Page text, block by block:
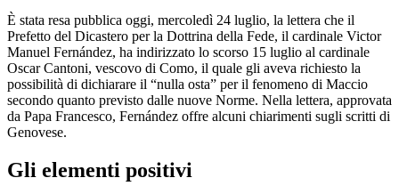
È stata resa pubblica oggi, mercoledì 24 luglio, la lettera che il
Prefetto del Dicastero per la Dottrina della Fede, il cardinale Victor
Manuel Fernández, ha indirizzato lo scorso 15 luglio al cardinale
Oscar Cantoni, vescovo di Como, il quale gli aveva richiesto la
possibilità di dichiarare il “nulla osta” per il fenomeno di Maccio
secondo quanto previsto dalle nuove Norme. Nella lettera, approvata
da Papa Francesco, Fernández offre alcuni chiarimenti sugli scritti di
Genovese.
Gli elementi positivi